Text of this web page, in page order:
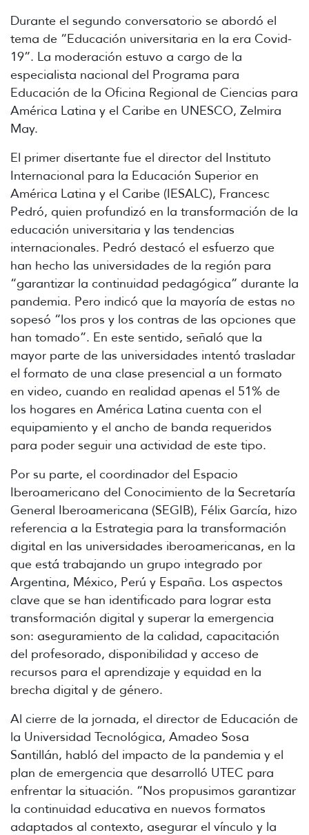
Durante el segundo conversatorio se abordó el
tema de “Educación universitaria en la era Covid-
19”. La moderación estuvo a cargo de la
especialista nacional del Programa para
Educación de la Oficina Regional de Ciencias para
América Latina y el Caribe en UNESCO, Zelmira
May.
El primer disertante fue el director del Instituto
Internacional para la Educación Superior en
América Latina y el Caribe (IESALC), Francesc
Pedró, quien profundizó en la transformación de la
educación universitaria y las tendencias
internacionales. Pedró destacó el esfuerzo que
han hecho las universidades de la región para
“garantizar la continuidad pedagógica” durante la
pandemia. Pero indicó que la mayoría de estas no
sopesó “los pros y los contras de las opciones que
han tomado”. En este sentido, señaló que la
mayor parte de las universidades intentó trasladar
el formato de una clase presencial a un formato
en video, cuando en realidad apenas el 51% de
los hogares en América Latina cuenta con el
equipamiento y el ancho de banda requeridos
para poder seguir una actividad de este tipo.
Por su parte, el coordinador del Espacio
Iberoamericano del Conocimiento de la Secretaría
General Iberoamericana (SEGIB), Félix García, hizo
referencia a la Estrategia para la transformación
digital en las universidades iberoamericanas, en la
que está trabajando un grupo integrado por
Argentina, México, Perú y España. Los aspectos
clave que se han identificado para lograr esta
transformación digital y superar la emergencia
son: aseguramiento de la calidad, capacitación
del profesorado, disponibilidad y acceso de
recursos para el aprendizaje y equidad en la
brecha digital y de género.
Al cierre de la jornada, el director de Educación de
la Universidad Tecnológica, Amadeo Sosa
Santillán, habló del impacto de la pandemia y el
plan de emergencia que desarrolló UTEC para
enfrentar la situación. “Nos propusimos garantizar
la continuidad educativa en nuevos formatos
adaptados al contexto, asegurar el vínculo y la